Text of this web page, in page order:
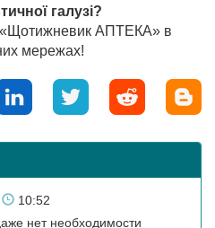
галузі?
«Щотижневик АПТЕКА» в
мережах!
10:52
нет необходимости